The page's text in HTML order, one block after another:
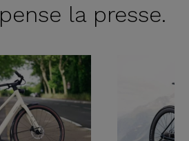
pense la presse.